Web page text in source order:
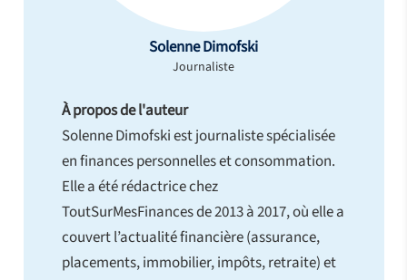
Solenne Dimofski
Journaliste
À propos de l'auteur
Solenne Dimofski est journaliste spécialisée
en finances personnelles et consommation.
Elle a été rédactrice chez
ToutSurMesFinances de 2013 à 2017, où elle a
couvert l’actualité financière (assurance,
placements, immobilier, impôts, retraite) et